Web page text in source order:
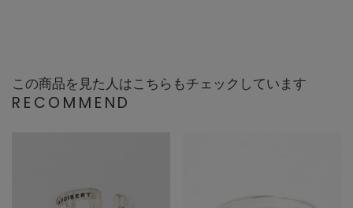
この商品を見た人はこちらもチェックしています
RECOMMEND